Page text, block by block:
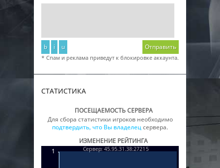
b i u Отправить
* Спам и реклама приведут к блокировке аккаунта.
СТАТИСТИКА
ПОСЕЩАЕМОСТЬ СЕРВЕРА
Для сбора статистики игроков необходимо
подтвердить, что Вы владелецсервера.
ИЗМЕНЕНИЕ РЕЙТИНГА